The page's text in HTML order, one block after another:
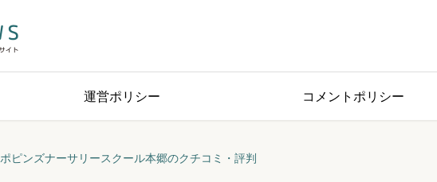
運営ポリシー コメントポリシー
ポピンズナーサリースクール本郷のクチコミ・評判